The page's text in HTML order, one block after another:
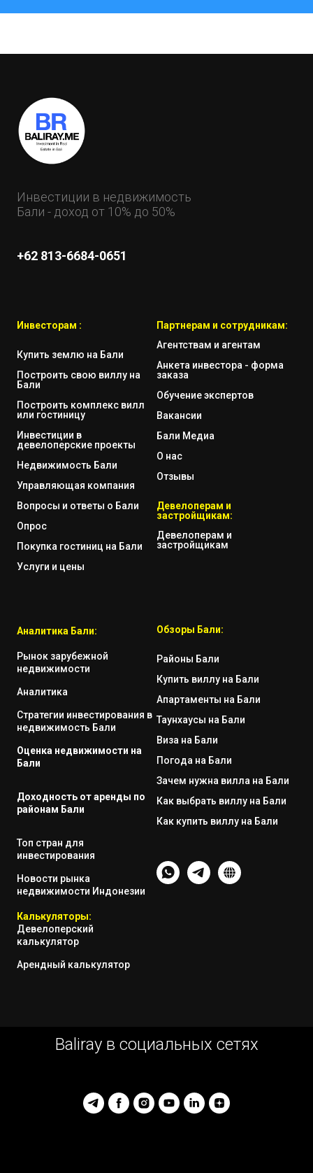
Инвестиции в недвижимость
Бали - доход от 10% до 50%
+62 813-6684-0651
Инвесторам :
Купить землю на Бали
Построить свою виллу на
Бали
Построить комплекс вилл
или гостиницу
Инвестиции в
девелоперские проекты
Недвижимость Бали
Управляющая компания
Вопросы и ответы о Бали
Опрос
Покупка гостиниц на Бали
Услуги и цены
Партнерам и сотрудникам:
Агентствам и агентам
Анкета инвестора - форма
заказа
Обучение экспертов
Вакансии
Бали Медиа
О нас
Отзывы
Девелоперам и
застройщикам:
Девелоперам и
застройщикам
Аналитика Бали:
Рынок зарубежной
недвижимости
Аналитика
Стратегии инвестирования в
недвижимость Бали
Оценка недвижимости на
Бали
Доходность от аренды по
районам Бали
Топ стран для
инвестирования
Новости рынка
недвижимости Индонезии
Калькуляторы:
Девелоперский
калькулятор
Арендный калькулятор
Обзоры Бали:
Районы Бали
Купить виллу на Бали
Апартаменты на Бали
Таунхаусы на Бали
Виза на Бали
Погода на Бали
Зачем нужна вилла на Бали
Как выбрать виллу на Бали
Как купить виллу на Бали
Baliray в социальных сетях